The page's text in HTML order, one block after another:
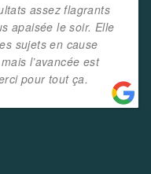
assez flagrants
apaisée le soir. Elle
sujets en cause
l’avancée est
pour tout ça.